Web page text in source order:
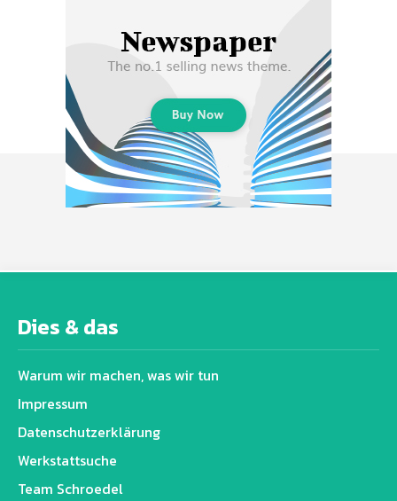
Dies & das
Warum wir machen, was wir tun
Impressum
Datenschutz­erklärung
Werkstattsuche
Team Schroedel